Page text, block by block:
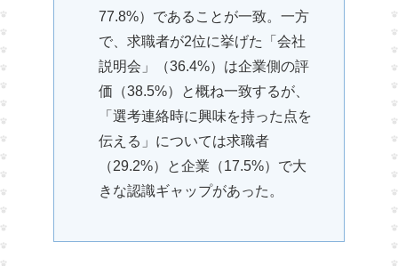
77.8%）であることが一致。一方
で、求職者が2位に挙げた「会社
説明会」（36.4%）は企業側の評
価（38.5%）と概ね一致するが、
「選考連絡時に興味を持った点を
伝える」については求職者
（29.2%）と企業（17.5%）で大
きな認識ギャップがあった。